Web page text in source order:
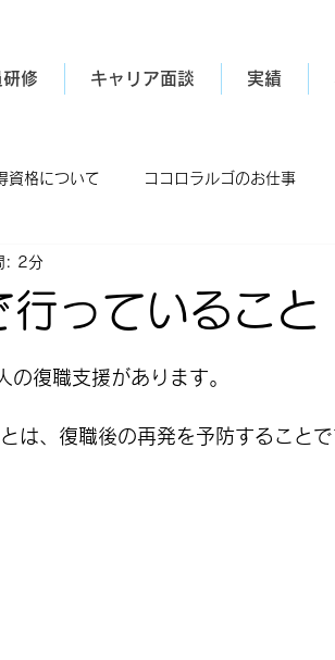
研修 キャリア面談 実績
資格について ココロラルゴのお仕事
行っていること
: 2分
復職支援があります。
は、 復職後の再発を予防すること